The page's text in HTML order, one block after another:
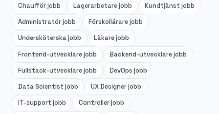
Chaufförjobb Lagerarbetarejobb Kundtjänst jobb
Administratörjobb Förskollärarejobb
Undersköterskajobb Läkarejobb
Frontend-utvecklarejobb Backend-utvecklarejobb
Fullstack-utvecklarejobb DevOps jobb
Data Scientist jobb UX Designerjobb
IT-support jobb Controllerjobb